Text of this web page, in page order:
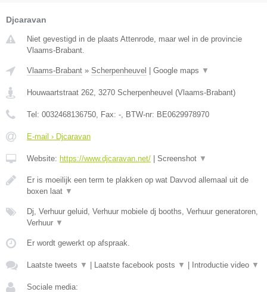
Djcaravan
Niet gevestigd in de plaats Attenrode, maar wel in de provincie
Vlaams-Brabant.
Vlaams-Brabant » Scherpenheuvel | Google maps ▼
Houwaartstraat 262 3270 Scherpenheuvel (Vlaams-Brabant)
Tel: 0032468136750 , Fax: - , BTW-nr: BE0629978970
E-mail › Djcaravan
Website: https://www.djcaravan.net/ | Screenshot ▼
Er is moeilijk een term te plakken op wat Davvod allemaal uit de
boxen laat ▼
Dj, Verhuur geluid, Verhuur mobiele dj booths, Verhuur generatoren,
Verhuur ▼
Er wordt gewerkt op afspraak.
Laatste tweets ▼ | Laatste facebook posts ▼ | Introductie video ▼
Sociale media: